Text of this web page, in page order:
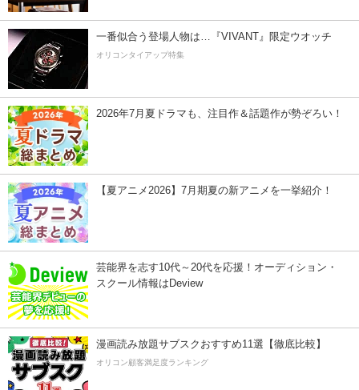
一番似合う登場人物は…『VIVANT』限定ウオッチ
オリコンタイアップ特集
2026年7月夏ドラマも、注目作＆話題作が勢ぞろい！
【夏アニメ2026】7月期夏の新アニメを一挙紹介！
芸能界を志す10代～20代を応援！オーディション・
スクール情報はDeview
漫画読み放題サブスクおすすめ11選【徹底比較】
オリコン顧客満足度ランキング